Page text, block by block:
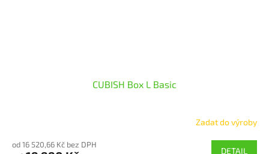
CUBISH Box L Basic
Zadat do výroby
od 16 520,66 Kč bez DPH
DETAIL